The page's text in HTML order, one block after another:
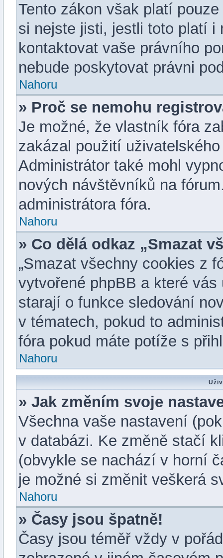
Tento zákon však platí
si nejste jisti, jestli toto platí i
kontaktovat vaše právního
nebude poskytovat právni
Nahoru
» Proč se nemohu
Je možné, že vlastník fóra
zakázal použití
Administrátor také mohl
nových návštěvníků na
administrátora fóra.
Nahoru
» Co dělá odkaz „Smazat
„Smazat všechny cookies z
vytvořené phpBB a které
starají o funkce sledování
v tématech, pokud to
fóra pokud máte potíže s
Nahoru
» Jak změním svoje
Všechna vaše nastavení
v databázi. Ke změně stačí
(obvykle se nachází v horní
je možné si změnit veškerá
Nahoru
» Časy jsou špatně!
Časy jsou téměř vždy v